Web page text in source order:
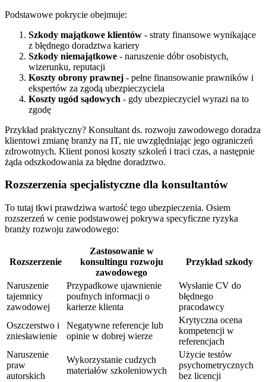
Podstawowe pokrycie obejmuje:
Szkody majątkowe klientów - straty finansowe wynikające
z błędnego doradztwa kariery
Szkody niemajątkowe - naruszenie dóbr osobistych,
wizerunku, reputacji
Koszty obrony prawnej - pełne finansowanie prawników i
ekspertów za zgodą ubezpieczyciela
Koszty ugód sądowych - gdy ubezpieczyciel wyrazi na to
zgodę
Przykład praktyczny? Konsultant ds. rozwoju zawodowego doradza
klientowi zmianę branży na IT, nie uwzględniając jego ograniczeń
zdrowotnych. Klient ponosi koszty szkoleń i traci czas, a następnie
żąda odszkodowania za błędne doradztwo.
Rozszerzenia specjalistyczne dla konsultantów
To tutaj tkwi prawdziwa wartość tego ubezpieczenia. Osiem
rozszerzeń w cenie podstawowej pokrywa specyficzne ryzyka
branży rozwoju zawodowego:
Rozszerzenie
Zastosowanie w
konsultingu rozwoju
zawodowego
Przykład szkody
Naruszenie
tajemnicy
zawodowej
Przypadkowe ujawnienie
poufnych informacji o
karierze klienta
Wysłanie CV do
błędnego
pracodawcy
Oszczerstwo i
zniesławienie
Negatywne referencje lub
opinie w dobrej wierze
Krytyczna ocena
kompetencji w
referencjach
Naruszenie
praw
autorskich
Wykorzystanie cudzych
materiałów szkoleniowych
Użycie testów
psychometrycznych
bez licencji